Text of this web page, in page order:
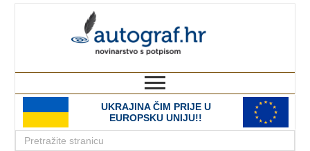
UKRAJINA ČIM PRIJE U
EUROPSKU UNIJU!!